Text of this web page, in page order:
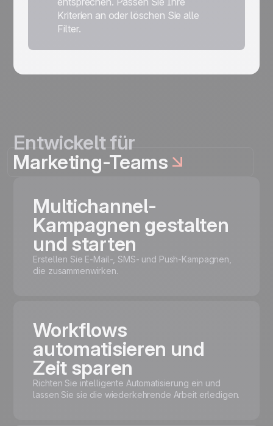
Kriterien an oder löschen Sie alle
Filter.
Entwickelt für
Marketing-Teams
Multichannel-
Kampagnen gestalten
und starten
Erstellen Sie E-Mail-, SMS- und Push-Kampagnen,
die zusammenwirken.
Workflows
automatisieren und
Zeit sparen
Richten Sie intelligente Automatisierung ein und
lassen Sie sie die wiederkehrende Arbeit erledigen.